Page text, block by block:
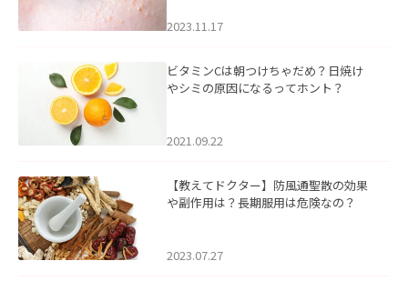
2023.11.17
ビタミンCは朝つけちゃだめ？日焼け
やシミの原因になるってホント？
2021.09.22
【教えてドクター】防風通聖散の効果
や副作用は？長期服用は危険なの？
2023.07.27